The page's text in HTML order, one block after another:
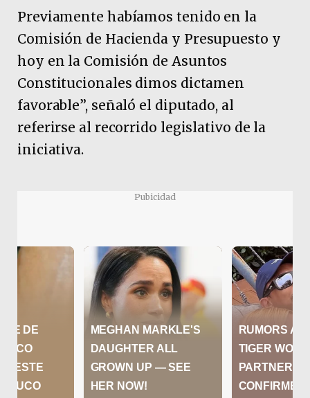
Previamente habíamos tenido en la
Comisión de Hacienda y Presupuesto y
hoy en la Comisión de Asuntos
Constitucionales dimos dictamen
favorable”, señaló el diputado, al
referirse al recorrido legislativo de la
iniciativa.
Pubicidad